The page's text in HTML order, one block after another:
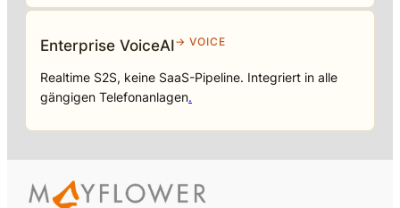
Enterprise VoiceAI→ VOICE
Realtime S2S, keine SaaS-Pipeline. Integriert in alle
gängigen Telefonanlagen.